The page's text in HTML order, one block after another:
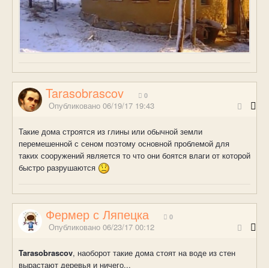
Tarasobrascov 0
Опубликовано 06/19/17 19:43
Такие дома строятся из глины или обычной земли
перемешенной с сеном поэтому основной проблемой для
таких сооружений является то что они боятся влаги от которой
быстро разрушаются
Фермер с Ляпецка 0
Опубликовано 06/23/17 00:12
Tarasobrascov, наоборот такие дома стоят на воде из стен
вырастают деревья и ничего...